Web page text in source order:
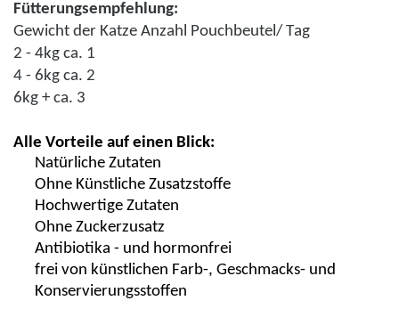
Fütterungsempfehlung:
Gewicht der Katze Anzahl Pouchbeutel/ Tag
2 - 4kg ca. 1
4 - 6kg ca. 2
6kg + ca. 3
Alle Vorteile auf einen Blick:
Natürliche Zutaten
Ohne Künstliche Zusatzstoffe
Hochwertige Zutaten
Ohne Zuckerzusatz
Antibiotika - und hormonfrei
frei von künstlichen Farb-, Geschmacks- und
Konservierungsstoffen